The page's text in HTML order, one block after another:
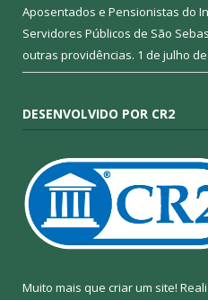
Aposentados e Pensionistas do
Servidores Públicos de São
outras providências. 1 de julho
DESENVOLVIDO POR CR2
Muito mais que criar um site!